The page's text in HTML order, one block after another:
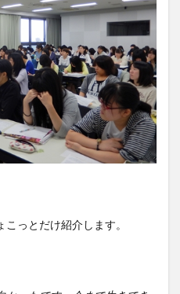
っとだけ紹介します。